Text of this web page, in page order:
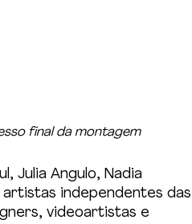
final da montagem
Julia Angulo, Nadia
independentes das
videoartistas e